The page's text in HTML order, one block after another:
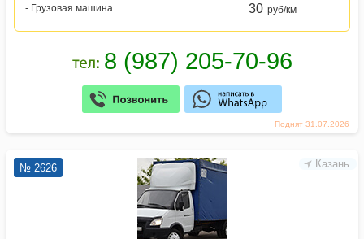
Поднят 31.07.2026
- Грузовая машина
30 руб/км
Казань
№ 2626